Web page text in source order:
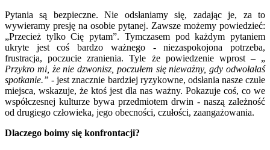
Pytania są bezpieczne. Nie odsłaniamy się, zadając je, za to
wywieramy presję na osobie pytanej. Zawsze możemy powiedzieć:
„Przecież tylko Cię pytam”. Tymczasem pod każdym pytaniem
ukryte jest coś bardzo ważnego - niezaspokojona potrzeba,
frustracja, poczucie zranienia. Tyle że powiedzenie wprost – „
Przykro mi, że nie dzwonisz, poczułem się nieważny, gdy odwołałaś
spotkanie.”- jest znacznie bardziej ryzykowne, odsłania nasze czułe
miejsca, wskazuje, że ktoś jest dla nas ważny. Pokazuje coś, co we
współczesnej kulturze bywa przedmiotem drwin - naszą zależność
od drugiego człowieka, jego obecności, czułości, zaangażowania.
Dlaczego boimy się konfrontacji?